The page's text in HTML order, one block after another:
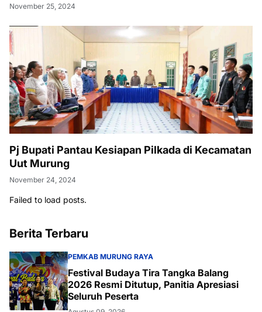
November 25, 2024
Pj Bupati Pantau Kesiapan Pilkada di Kecamatan
Uut Murung
November 24, 2024
Failed to load posts.
Berita Terbaru
PEMKAB MURUNG RAYA
Festival Budaya Tira Tangka Balang
2026 Resmi Ditutup, Panitia Apresiasi
Seluruh Peserta